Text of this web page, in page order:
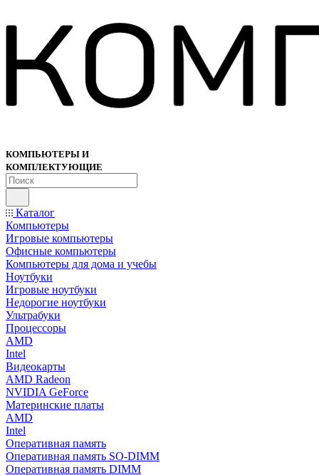
КОМПЬЮТЕРЫ И
КОМПЛЕКТУЮЩИЕ
Каталог
Компьютеры
Игровые компьютеры
Офисные компьютеры
Компьютеры для дома и учебы
Ноутбуки
Игровые ноутбуки
Недорогие ноутбуки
Ультрабуки
Процессоры
AMD
Intel
Видеокарты
AMD Radeon
NVIDIA GeForce
Материнские платы
AMD
Intel
Оперативная память
Оперативная память SO-DIMM
Оперативная память DIMM